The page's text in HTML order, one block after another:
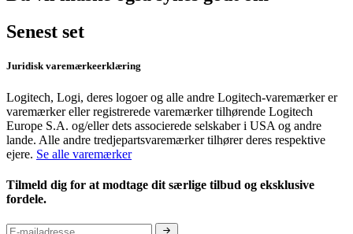
Senest set
Juridisk varemærkeerklæring
Logitech, Logi, deres logoer og alle andre Logitech-varemærker er
varemærker eller registrerede varemærker tilhørende Logitech
Europe S.A. og/eller dets associerede selskaber i USA og andre
lande. Alle andre tredjepartsvaremærker tilhører deres respektive
ejere. Se alle varemærker
Tilmeld dig for at modtage dit særlige tilbud og eksklusive
fordele.